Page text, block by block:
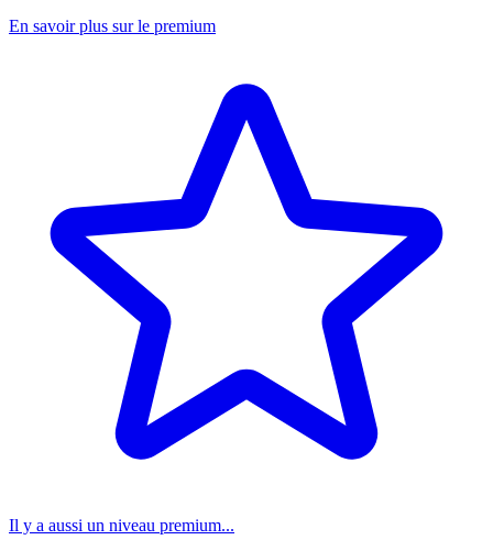
En savoir plus sur le premium
Il y a aussi un niveau premium...